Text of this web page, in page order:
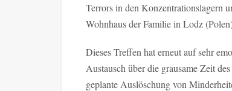
Terrors in den Konzentrationslagern
Wohnhaus der Familie in Lodz
Dieses Treffen hat erneut auf sehr
Austausch über die grausame Zeit
geplante Auslöschung von